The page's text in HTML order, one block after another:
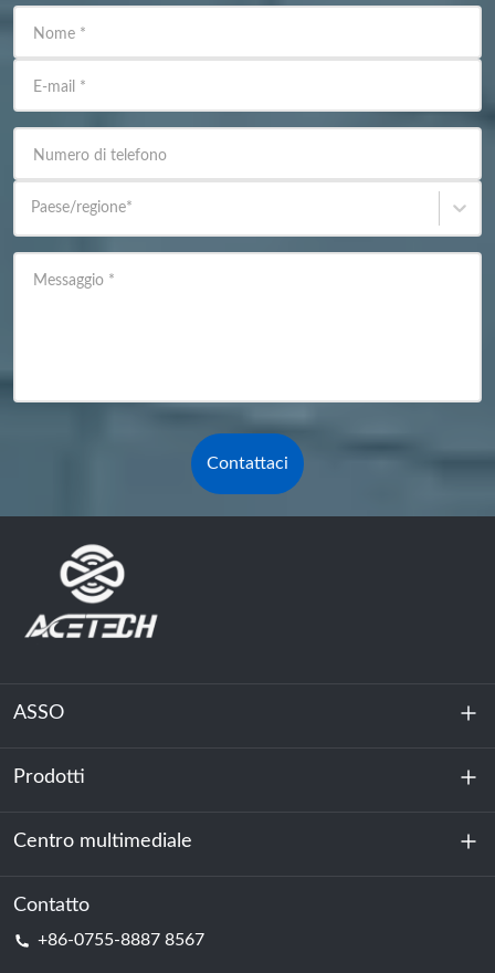
Nome *
E-mail *
Numero di telefono
Paese/regione*
Messaggio *
Contattaci
ASSO
Chi siamo
Sostenibilità
Prodotti
Accumulo di energia
Centro dati e sala server
Centro multimediale
Notizia
Contatto
+86-0755-8887 8567